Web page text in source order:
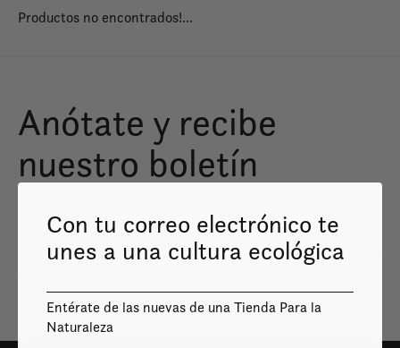
Productos no encontrados!...
Anótate y recibe
nuestro boletín
Con tu correo electrónico te
unes a una cultura ecológica
Entérate de las nuevas de una Tienda Para la
Naturaleza